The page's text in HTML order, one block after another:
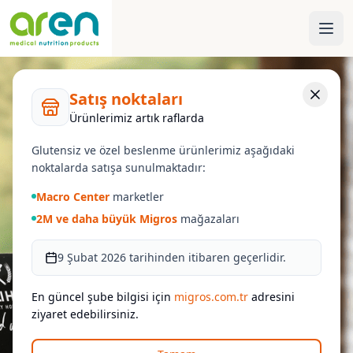
Satış noktaları
Ürünlerimiz artık raflarda
Glutensiz ve özel beslenme ürünlerimiz aşağıdaki
noktalarda satışa sunulmaktadır:
Macro Center marketler
2M ve daha büyük Migros mağazaları
9 Şubat 2026 tarihinden itibaren geçerlidir.
En güncel şube bilgisi için migros.com.tr adresini
ziyaret edebilirsiniz.